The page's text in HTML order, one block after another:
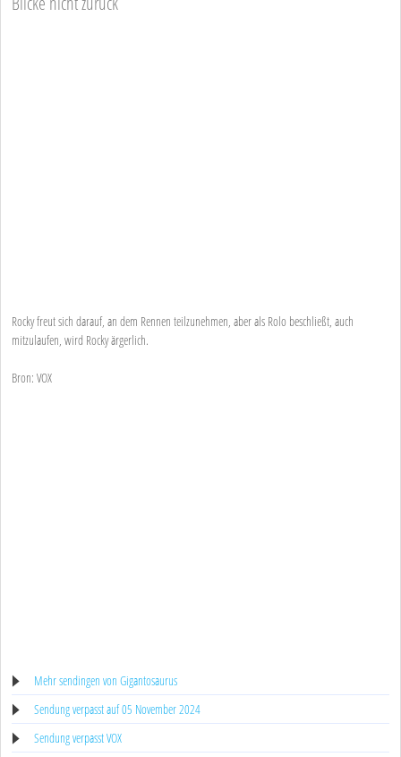
Rocky freut sich darauf, an dem Rennen teilzunehmen, aber als Rolo beschließt, auch
mitzulaufen, wird Rocky ärgerlich.
Bron: VOX
Mehr sendingen von Gigantosaurus
Sendung verpasst auf 05 November 2024
Sendung verpasst VOX